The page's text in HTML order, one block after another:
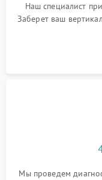
Наш специалист
Заберет ваш
Мы проведем